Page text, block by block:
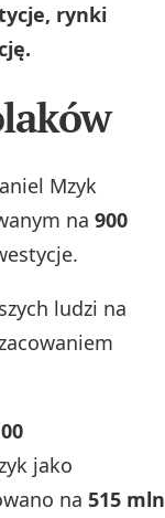
rynki
Mzyk
na 900
ludzi na
jako
na 515 mln